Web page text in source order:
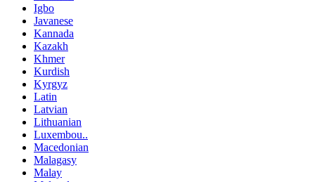
Igbo
Javanese
Kannada
Kazakh
Khmer
Kurdish
Kyrgyz
Latin
Latvian
Lithuanian
Luxembou..
Macedonian
Malagasy
Malay